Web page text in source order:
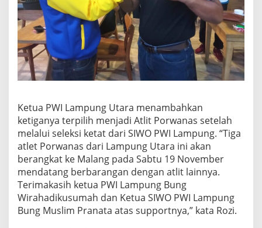
Ketua PWI Lampung Utara menambahkan
ketiganya terpilih menjadi Atlit Porwanas setelah
melalui seleksi ketat dari SIWO PWI Lampung. “Tiga
atlet Porwanas dari Lampung Utara ini akan
berangkat ke Malang pada Sabtu 19 November
mendatang berbarangan dengan atlit lainnya.
Terimakasih ketua PWI Lampung Bung
Wirahadikusumah dan Ketua SIWO PWI Lampung
Bung Muslim Pranata atas supportnya,” kata Rozi.